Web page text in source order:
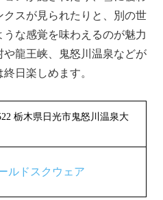
スが見られたりと、別の世
な感覚を味わえるのが魅力
龍王峡、鬼怒川温泉などが
日楽しめます。
栃木県日光市鬼怒川温泉大
ルドスクウェア